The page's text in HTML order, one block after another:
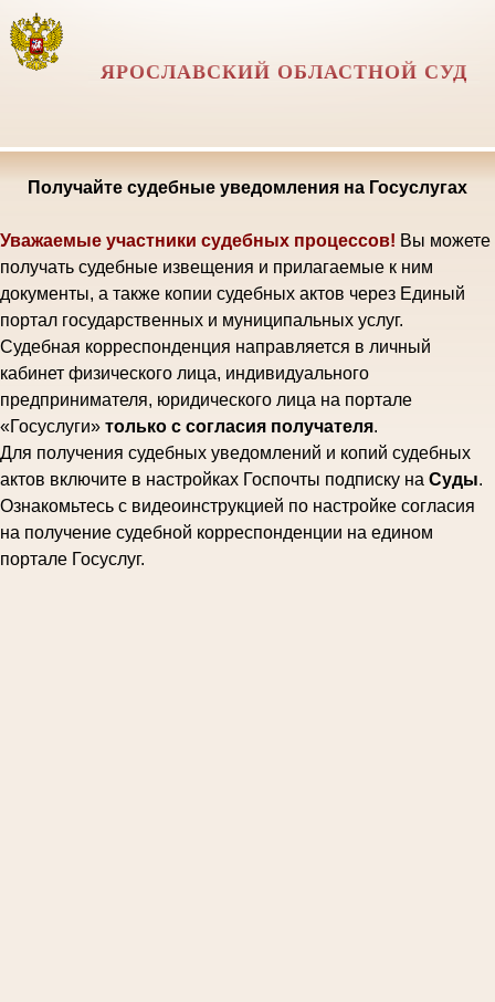
ЯРОСЛАВСКИЙ ОБЛАСТНОЙ СУД
Получайте судебные уведомления на Госуслугах
Уважаемые участники судебных процессов! Вы можете
получать судебные извещения и прилагаемые к ним
документы, а также копии судебных актов через Единый
портал государственных и муниципальных услуг.
Судебная корреспонденция направляется в личный
кабинет физического лица, индивидуального
предпринимателя, юридического лица на портале
«Госуслуги» только с согласия получателя.
Для получения судебных уведомлений и копий судебных
актов включите в настройках Госпочты подписку на Суды.
Ознакомьтесь с видеоинструкцией по настройке согласия
на получение судебной корреспонденции на едином
портале Госуслуг.